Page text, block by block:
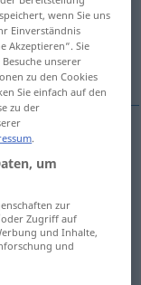
wenn Sie uns
Einverständnis
Akzeptieren“. Sie
unserer
zu den Cookies
Sie einfach auf den
zu der
.
um
zur
Zugriff auf
und Inhalte,
und